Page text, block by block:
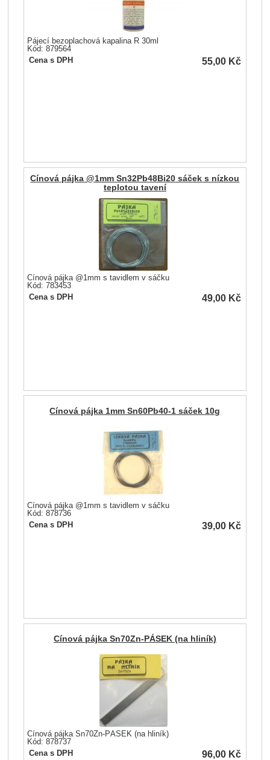
Pájecí bezoplachová kapalina R 30ml
Kód: 879564
Cena s DPH
55,00 Kč
Cínová pájka @1mm Sn32Pb48Bi20 sáček s nízkou
teplotou tavení
Cínová pájka @1mm s tavidlem v sáčku
Kód: 783453
Cena s DPH
49,00 Kč
Cínová pájka 1mm Sn60Pb40-1 sáček 10g
Cínová pájka @1mm s tavidlem v sáčku
Kód: 878736
Cena s DPH
39,00 Kč
Cínová pájka Sn70Zn-PÁSEK (na hliník)
Cínová pájka Sn70Zn-PÁSEK (na hliník)
Kód: 878737
Cena s DPH
96,00 Kč